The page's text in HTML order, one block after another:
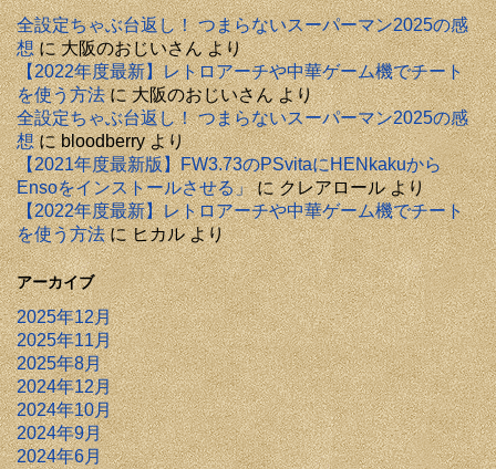
全設定ちゃぶ台返し！ つまらないスーパーマン2025の感
想に大阪のおじいさんより
【2022年度最新】レトロアーチや中華ゲーム機でチート
を使う方法に大阪のおじいさんより
全設定ちゃぶ台返し！ つまらないスーパーマン2025の感
想にbloodberryより
【2021年度最新版】FW3.73のPSvitaにHENkakuから
Ensoをインストールさせる」にクレアロールより
【2022年度最新】レトロアーチや中華ゲーム機でチート
を使う方法にヒカルより
アーカイブ
2025年12月
2025年11月
2025年8月
2024年12月
2024年10月
2024年9月
2024年6月